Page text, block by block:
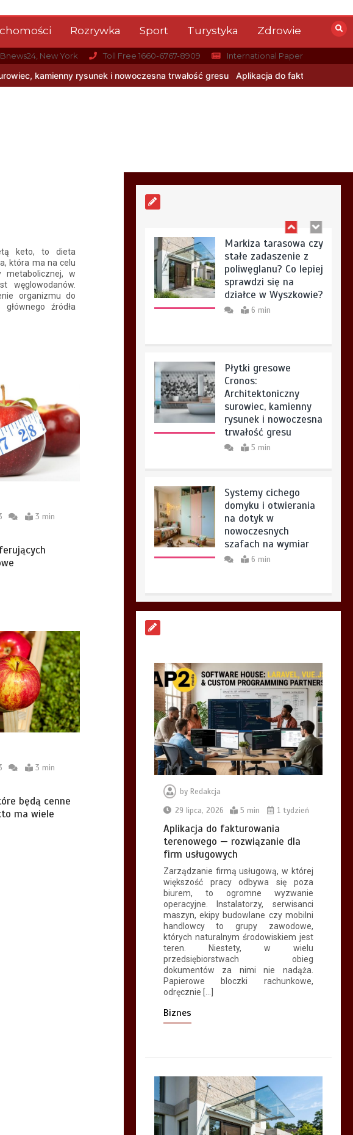
Rozrywka Sport Turystyka Zdrowie
Bnews24, New York Toll Free 1660-6767-8909 International Paper
i nowoczesna trwałość gresu Aplikacja do fakturowania terenowego —
keto, to dieta
która ma na celu
metabolicznej, w
węglowodanów.
organizmu do
źródła
3 min
3 min
będą cenne
ma wiele
na dotyk w
nowoczesnych
szafach na wymiar
6 min
usługowych
5 min
Markiza tarasowa czy
stałe zadaszenie z
poliwęglanu? Co lepiej
sprawdzi się na
działce w Wyszkowie?
6 min
Płytki gresowe
Cronos:
Architektoniczny
surowiec, kamienny
rysunek i nowoczesna
trwałość gresu
5 min
Systemy cichego
domyku i otwierania
na dotyk w
nowoczesnych
szafach na wymiar
6 min
usługowych
5 min
Markiza tarasowa czy
stałe zadaszenie z
poliwęglanu? Co lepiej
6 min
Płytki gresowe
Cronos:
Architektoniczny
surowiec, kamienny
rysunek i nowoczesna
trwałość gresu
5 min
by Redakcja
29 lipca, 2026
5 min 1 tydzień
Aplikacja do fakturowania
terenowego — rozwiązanie dla
firm usługowych
Zarządzanie firmą usługową, w której
większość pracy odbywa się poza
biurem, to ogromne wyzwanie
operacyjne. Instalatorzy, serwisanci
maszyn, ekipy budowlane czy mobilni
handlowcy to grupy zawodowe,
których naturalnym środowiskiem jest
teren. Niestety, w wielu
przedsiębiorstwach obieg
dokumentów za nimi nie nadąża.
Papierowe bloczki rachunkowe,
odręcznie […]
Biznes